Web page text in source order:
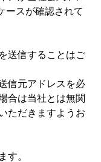
ースが確認されて
送信することはご
信元アドレスを必
合は当社とは無関
ただきますようお
す。